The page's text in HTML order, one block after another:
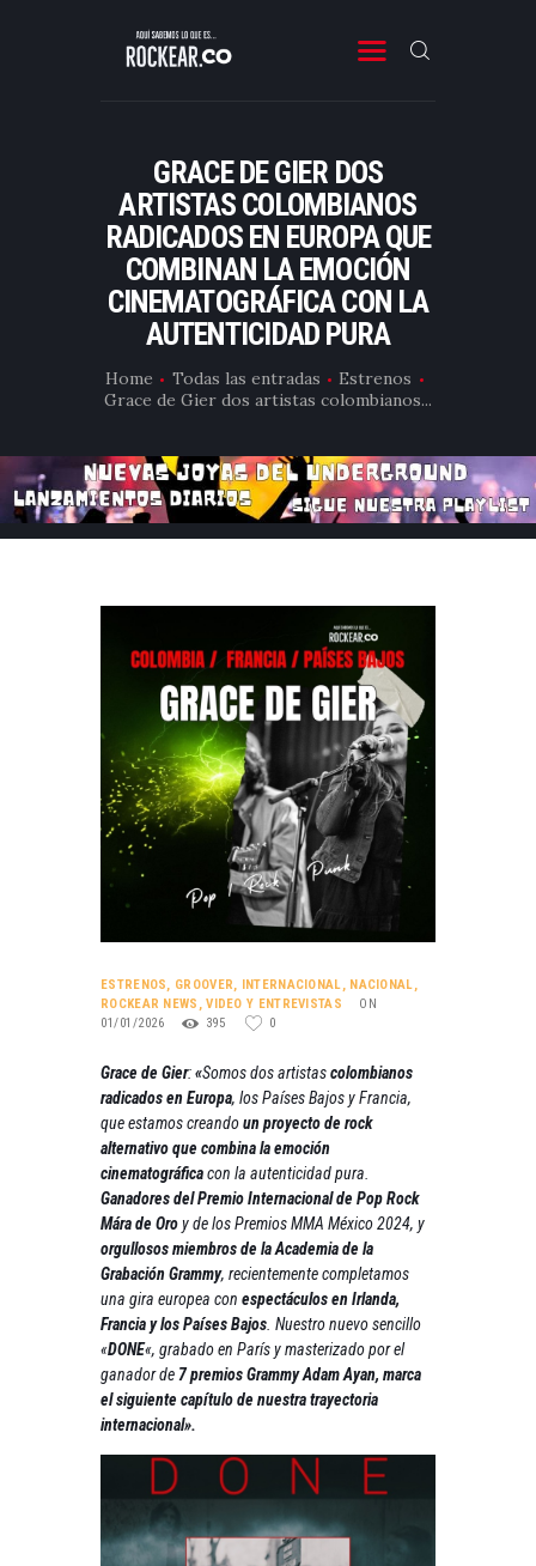
GRACE DE GIER DOS
ARTISTAS COLOMBIANOS
RADICADOS EN EUROPA QUE
COMBINAN LA EMOCIÓN
CINEMATOGRÁFICA CON LA
AUTENTICIDAD PURA
Home Todas las entradas
Estrenos
Grace de Gier dos artistas colombianos...
SONIDO COLOMBIANO
NOTICIAS Y RESEÑAS
PLAYLIST
VIDEOS
ESTRENOS, GROOVER, INTERNACIONAL, NACIONAL,
ROCKEAR NEWS ,VIDEO Y ENTREVISTAS
ON
01/01/2026
395 0
Grace de Gier:«Somos dos artistascolombianos
radicados en Europa, los Países Bajos y Francia,
que estamos creandoun proyecto de rock
alternativo que combina la emoción
cinematográficacon la autenticidad pura.
Ganadores del Premio Internacional de Pop Rock
Mára de Oroy de los Premios MMA México 2024, y
orgullosos miembros de la Academia de la
Grabación Grammy, recientemente completamos
una gira europea con espectáculos en Irlanda,
Francia y los Países Bajos . Nuestro nuevo sencillo
«DONE«, grabado en París y masterizado por el
ganador de 7 premios Grammy Adam Ayan, marca
el siguiente capítulo de nuestra trayectoria
internacional».